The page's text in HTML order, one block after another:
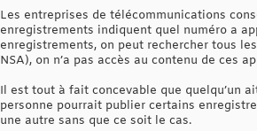
Les entreprises de télécommunications
enregistrements indiquent quel numéro a
enregistrements, on peut rechercher tous
NSA), on n’a pas accès au contenu de ces
Il est tout à fait concevable que quelqu’un
personne pourrait publier certains
une autre sans que ce soit le cas.